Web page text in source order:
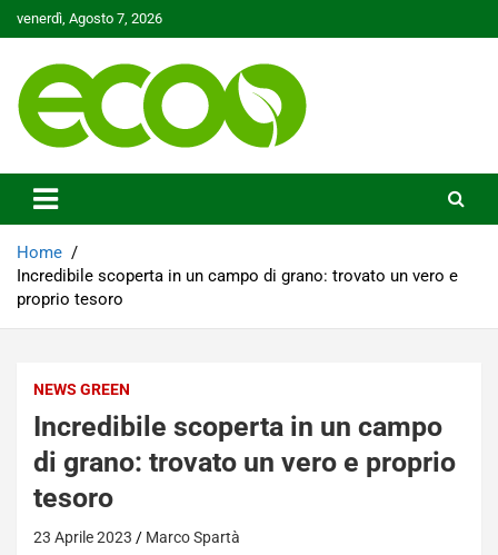
to
venerdì, Agosto 7, 2026
Ecoo.it
Home
Incredibile scoperta in un campo di grano: trovato un vero e
proprio tesoro
NEWS GREEN
Incredibile scoperta in un campo
di grano: trovato un vero e proprio
tesoro
23 Aprile 2023 Marco Spartà